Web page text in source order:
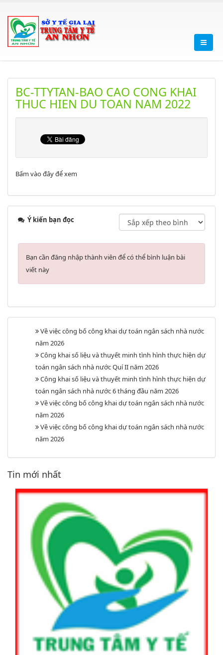
BC-TTYTAN-BAO CAO CONG KHAI
THUC HIEN DU TOAN NAM 2022
Bấm vào đây để xem
Ý kiến bạn đọc
Bạn cần đăng nhập thành viên để có thể bình luận bài
viết này
Về việc công bố công khai dự toán ngân sách nhà nước
năm 2026
Công khai số liệu và thuyết minh tình hình thực hiện dự
toán ngân sách nhà nước Quí II năm 2026
Công khai số liệu và thuyết minh tình hình thực hiện dự
toán ngân sách nhà nước 6 tháng đầu năm 2026
Về việc công bố công khai dự toán ngân sách nhà nước
năm 2026
Về việc công bố công khai dự toán ngân sách nhà nước
năm 2026
Tin mới nhất